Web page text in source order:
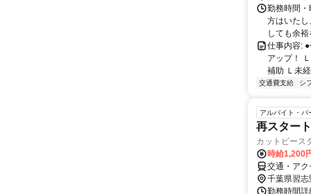
勤務時間
方はいた
しても余
仕事内
アップ！
補助 Ｌ未
交通費支給 シ
アルバイト・パ
再スター
カットビース
時給1,200
交通・ア
千葉県習志
勤務時間